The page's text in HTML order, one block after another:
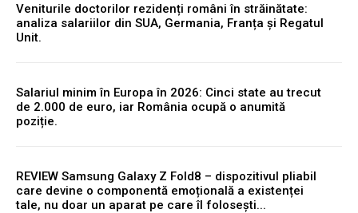
Veniturile doctorilor rezidenți români în străinătate:
analiza salariilor din SUA, Germania, Franța și Regatul
Unit.
Salariul minim în Europa în 2026: Cinci state au trecut
de 2.000 de euro, iar România ocupă o anumită
poziție.
REVIEW Samsung Galaxy Z Fold8 – dispozitivul pliabil
care devine o componentă emoțională a existenței
tale, nu doar un aparat pe care îl folosești...